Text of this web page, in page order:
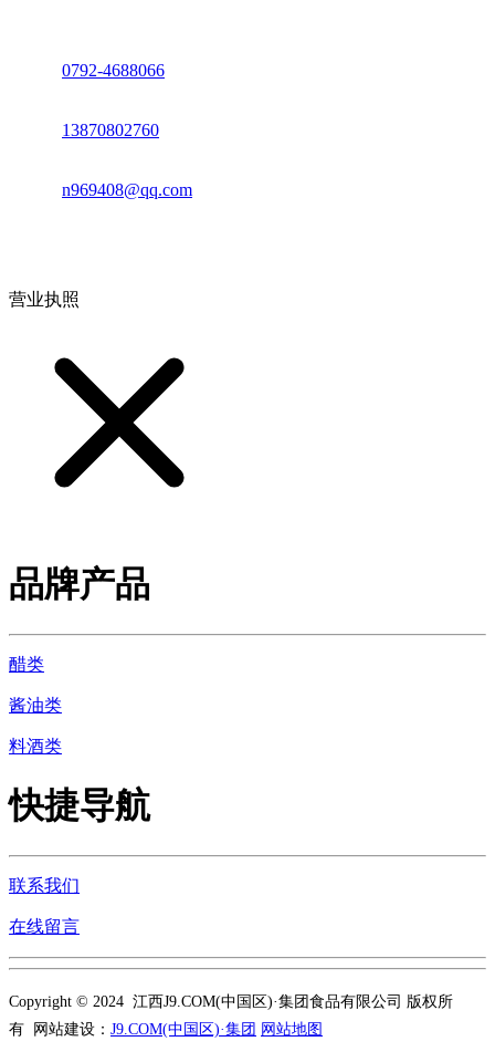
0792-4688066
13870802760
n969408@qq.com
营业执照
品牌产品
醋类
酱油类
料酒类
快捷导航
联系我们
在线留言
Copyright © 2024 江西J9.COM(中国区)·集团食品有限公司 版权所
有 网站建设： J9.COM(中国区)·集团 网站地图